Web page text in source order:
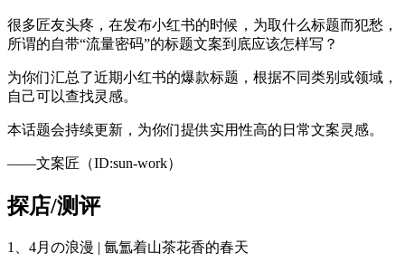
很多匠友头疼，在发布小红书的时候，为取什么标题而犯愁，
所谓的自带“流量密码”的标题文案到底应该怎样写？
为你们汇总了近期小红书的爆款标题，根据不同类别或领域，
自己可以查找灵感。
本话题会持续更新，为你们提供实用性高的日常文案灵感。
——文案匠（ID:sun-work）
探店/测评
1、4月の浪漫 | 氤氲着山茶花香的春天